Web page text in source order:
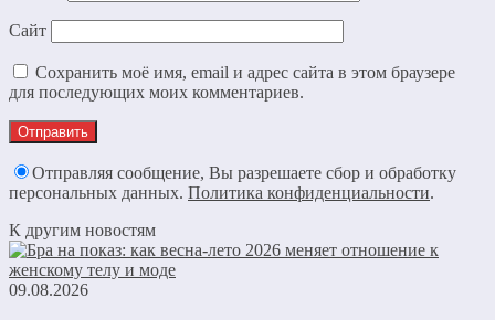
Сайт
Сохранить моё имя, email и адрес сайта в этом браузере
для последующих моих комментариев.
Отправляя сообщение, Вы разрешаете сбор и обработку
персональных данных. Политика конфиденциальности.
К другим новостям
09.08.2026